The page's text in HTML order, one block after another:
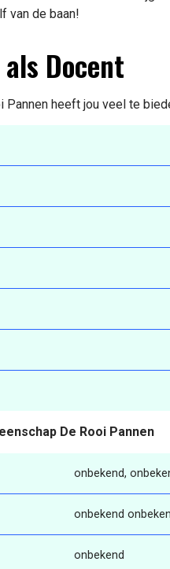
van de baan!
Docent
Pannen heeft jou veel te
De Rooi Pannen
onbekend,
onbekend
onbekend